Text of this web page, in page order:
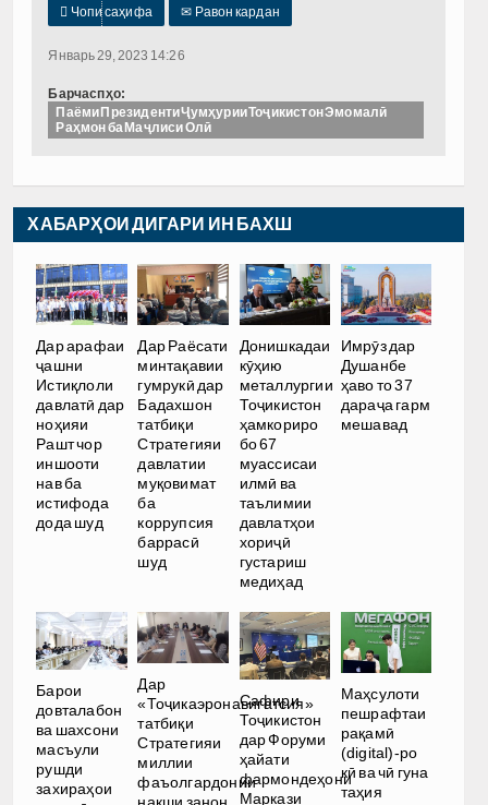
 Чопи саҳифа ✉ Равон кардан
Январь 29, 2023 14:26
Барчаспҳо:
Паёми Президенти Ҷумҳурии Тоҷикистон Эмомалӣ
Раҳмон ба Маҷлиси Олӣ
ХАБАРҲОИ ДИГАРИ ИН БАХШ
Дар арафаи
ҷашни
Истиқлоли
давлатӣ дар
ноҳияи
Рашт чор
иншооти
нав ба
истифода
дода шуд
Дар Раёсати
минтақавии
гумрукӣ дар
Бадахшон
татбиқи
Стратегияи
давлатии
муқовимат
ба
коррупсия
баррасӣ
шуд
Донишкадаи
кӯҳию
металлургии
Тоҷикистон
ҳамкориро
бо 67
муассисаи
илмӣ ва
таълимии
давлатҳои
хориҷӣ
густариш
медиҳад
Имрӯз дар
Душанбе
ҳаво то 37
дараҷа гарм
мешавад
Барои
довталабон
ва шахсони
масъули
рушди
захираҳои
Дар
«Тоҷикаэронавигатсия»
татбиқи
Стратегияи
миллии
фаъолгардонии
Сафири
Тоҷикистон
дар Форуми
ҳайати
фармондеҳони
Маркази
Маҳсулоти
пешрафтаи
рақамӣ
(digital)-ро
кӣ ва чӣ гуна
таҳия